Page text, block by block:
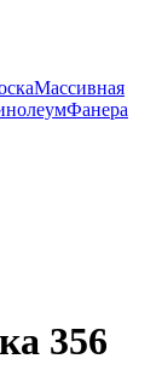
Массивная
Фанера
356